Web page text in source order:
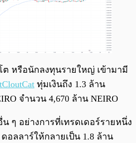
ต หรือนักลงทุนรายใหญ่ เข้ามามี
ทุ่มเงินถึง 1.3 ล้าน
จำนวน 4,670 ล้าน NEIRO
ๆ อย่างการที่เทรดเดอร์รายหนึ่ง
ดอลลาร์ให้กลายเป็น 1.8 ล้าน